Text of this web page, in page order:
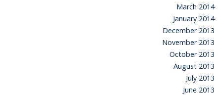
March 2014
January 2014
December 2013
November 2013
October 2013
August 2013
July 2013
June 2013